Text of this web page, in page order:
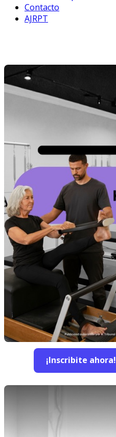
Contacto
AJRPT
¡Inscribite ahora!